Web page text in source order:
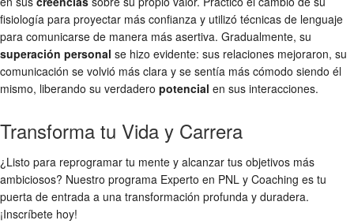
fisiología para proyectar más confianza y utilizó técnicas de lenguaje
para comunicarse de manera más asertiva. Gradualmente, su
superación personal se hizo evidente: sus relaciones mejoraron, su
comunicación se volvió más clara y se sentía más cómodo siendo él
mismo, liberando su verdadero potencial en sus interacciones.
Transforma tu Vida y Carrera
¿Listo para reprogramar tu mente y alcanzar tus objetivos más
ambiciosos? Nuestro programa Experto en PNL y Coaching es tu
puerta de entrada a una transformación profunda y duradera.
¡Inscríbete hoy!